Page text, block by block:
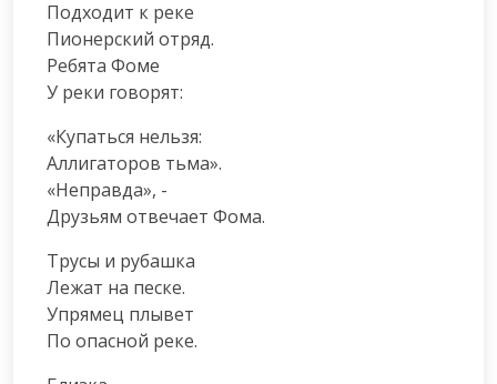
Подходит к реке
Пионерский отряд.
Ребята Фоме
У реки говорят:
«Купаться нельзя:
Аллигаторов тьма».
«Неправда», -
Друзьям отвечает Фома.
Трусы и рубашка
Лежат на песке.
Упрямец плывет
По опасной реке.